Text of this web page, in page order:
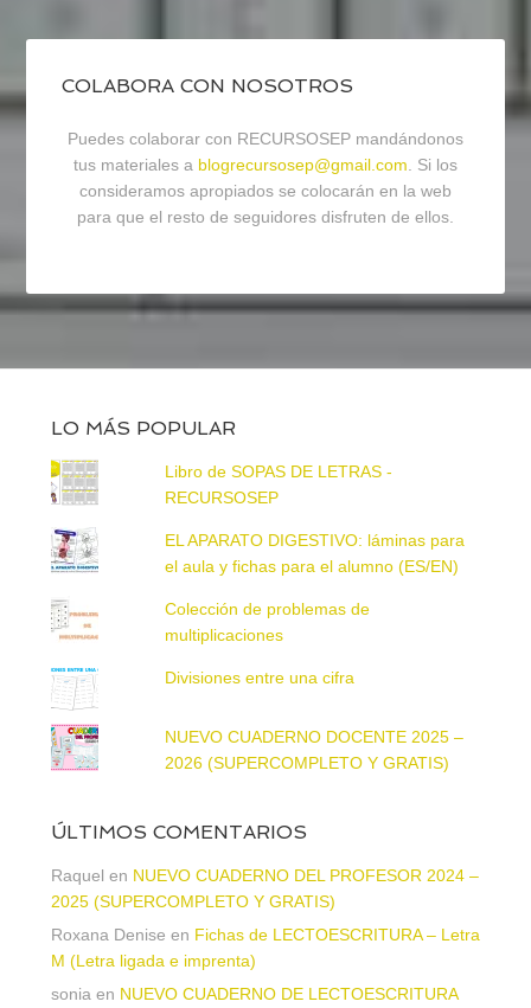
COLABORA CON NOSOTROS
Puedes colaborar con RECURSOSEP mandándonos
tus materiales a blogrecursosep@gmail.com. Si los
consideramos apropiados se colocarán en la web
para que el resto de seguidores disfruten de ellos.
LO MÁS POPULAR
Libro de SOPAS DE LETRAS -
RECURSOSEP
EL APARATO DIGESTIVO: láminas para
el aula y fichas para el alumno (ES/EN)
Colección de problemas de
multiplicaciones
Divisiones entre una cifra
NUEVO CUADERNO DOCENTE 2025 –
2026 (SUPERCOMPLETO Y GRATIS)
ÚLTIMOS COMENTARIOS
Raquel en NUEVO CUADERNO DEL PROFESOR 2024 –
2025 (SUPERCOMPLETO Y GRATIS)
Roxana Denise en Fichas de LECTOESCRITURA – Letra
M (Letra ligada e imprenta)
sonia en NUEVO CUADERNO DE LECTOESCRITURA